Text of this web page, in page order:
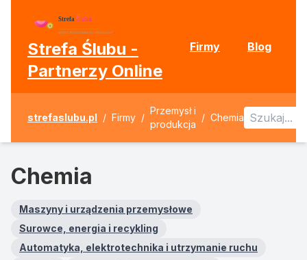
Strefa Ślubu -
Partnerzy Online
Firmy Blog
strefaslubu.pl / Firmy /
Przemysł i
produkcja
/ Chemia
Chemia
Maszyny i urządzenia przemysłowe
Surowce, energia i recykling
Automatyka, elektrotechnika i utrzymanie ruchu